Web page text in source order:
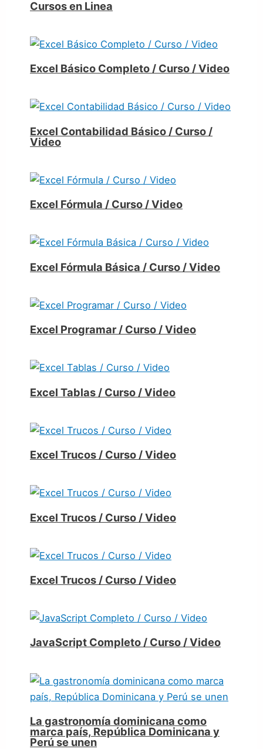
Cursos en Linea
Excel Básico Completo / Curso / Video
Excel Contabilidad Básico / Curso /
Video
Excel Fórmula / Curso / Video
Excel Fórmula Básica / Curso / Video
Excel Programar / Curso / Video
Excel Tablas / Curso / Video
Excel Trucos / Curso / Video
Excel Trucos / Curso / Video
Excel Trucos / Curso / Video
JavaScript Completo / Curso / Video
La gastronomía dominicana como
marca país, República Dominicana y
Perú se unen